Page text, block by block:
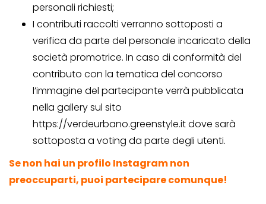
personali richiesti;
I contributi raccolti verranno sottoposti a
verifica da parte del personale incaricato della
società promotrice. In caso di conformità del
contributo con la tematica del concorso
l’immagine del partecipante verrà pubblicata
nella gallery sul sito
https://verdeurbano.greenstyle.it dove sarà
sottoposta a voting da parte degli utenti.
Se non hai un profilo Instagram non
preoccuparti, puoi partecipare comunque!